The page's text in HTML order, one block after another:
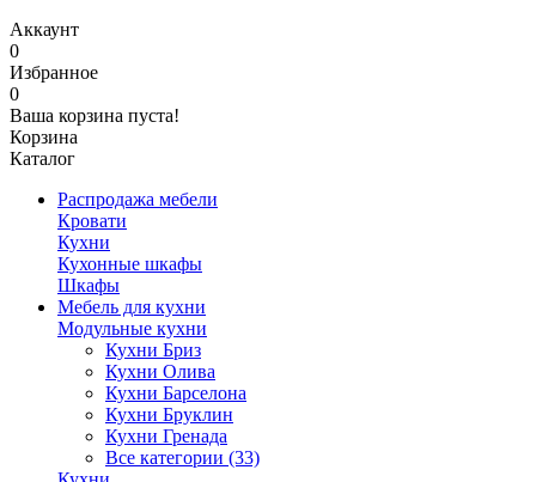
Аккаунт
0
Избранное
0
Ваша корзина пуста!
Корзина
Каталог
Распродажа мебели
Кровати
Кухни
Кухонные шкафы
Шкафы
Мебель для кухни
Модульные кухни
Кухни Бриз
Кухни Олива
Кухни Барселона
Кухни Бруклин
Кухни Гренада
Все категории (33)